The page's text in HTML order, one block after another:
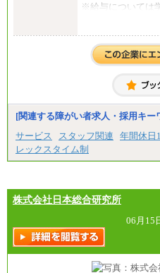
※給与については
可能性もございま
※上記年収に加え
ィブが年に一回支
[関連する障がい者求人・採用キー
サービス
スタッフ関連 年間休日
レックスタイム制
株式会社日本総合研究所
06月15